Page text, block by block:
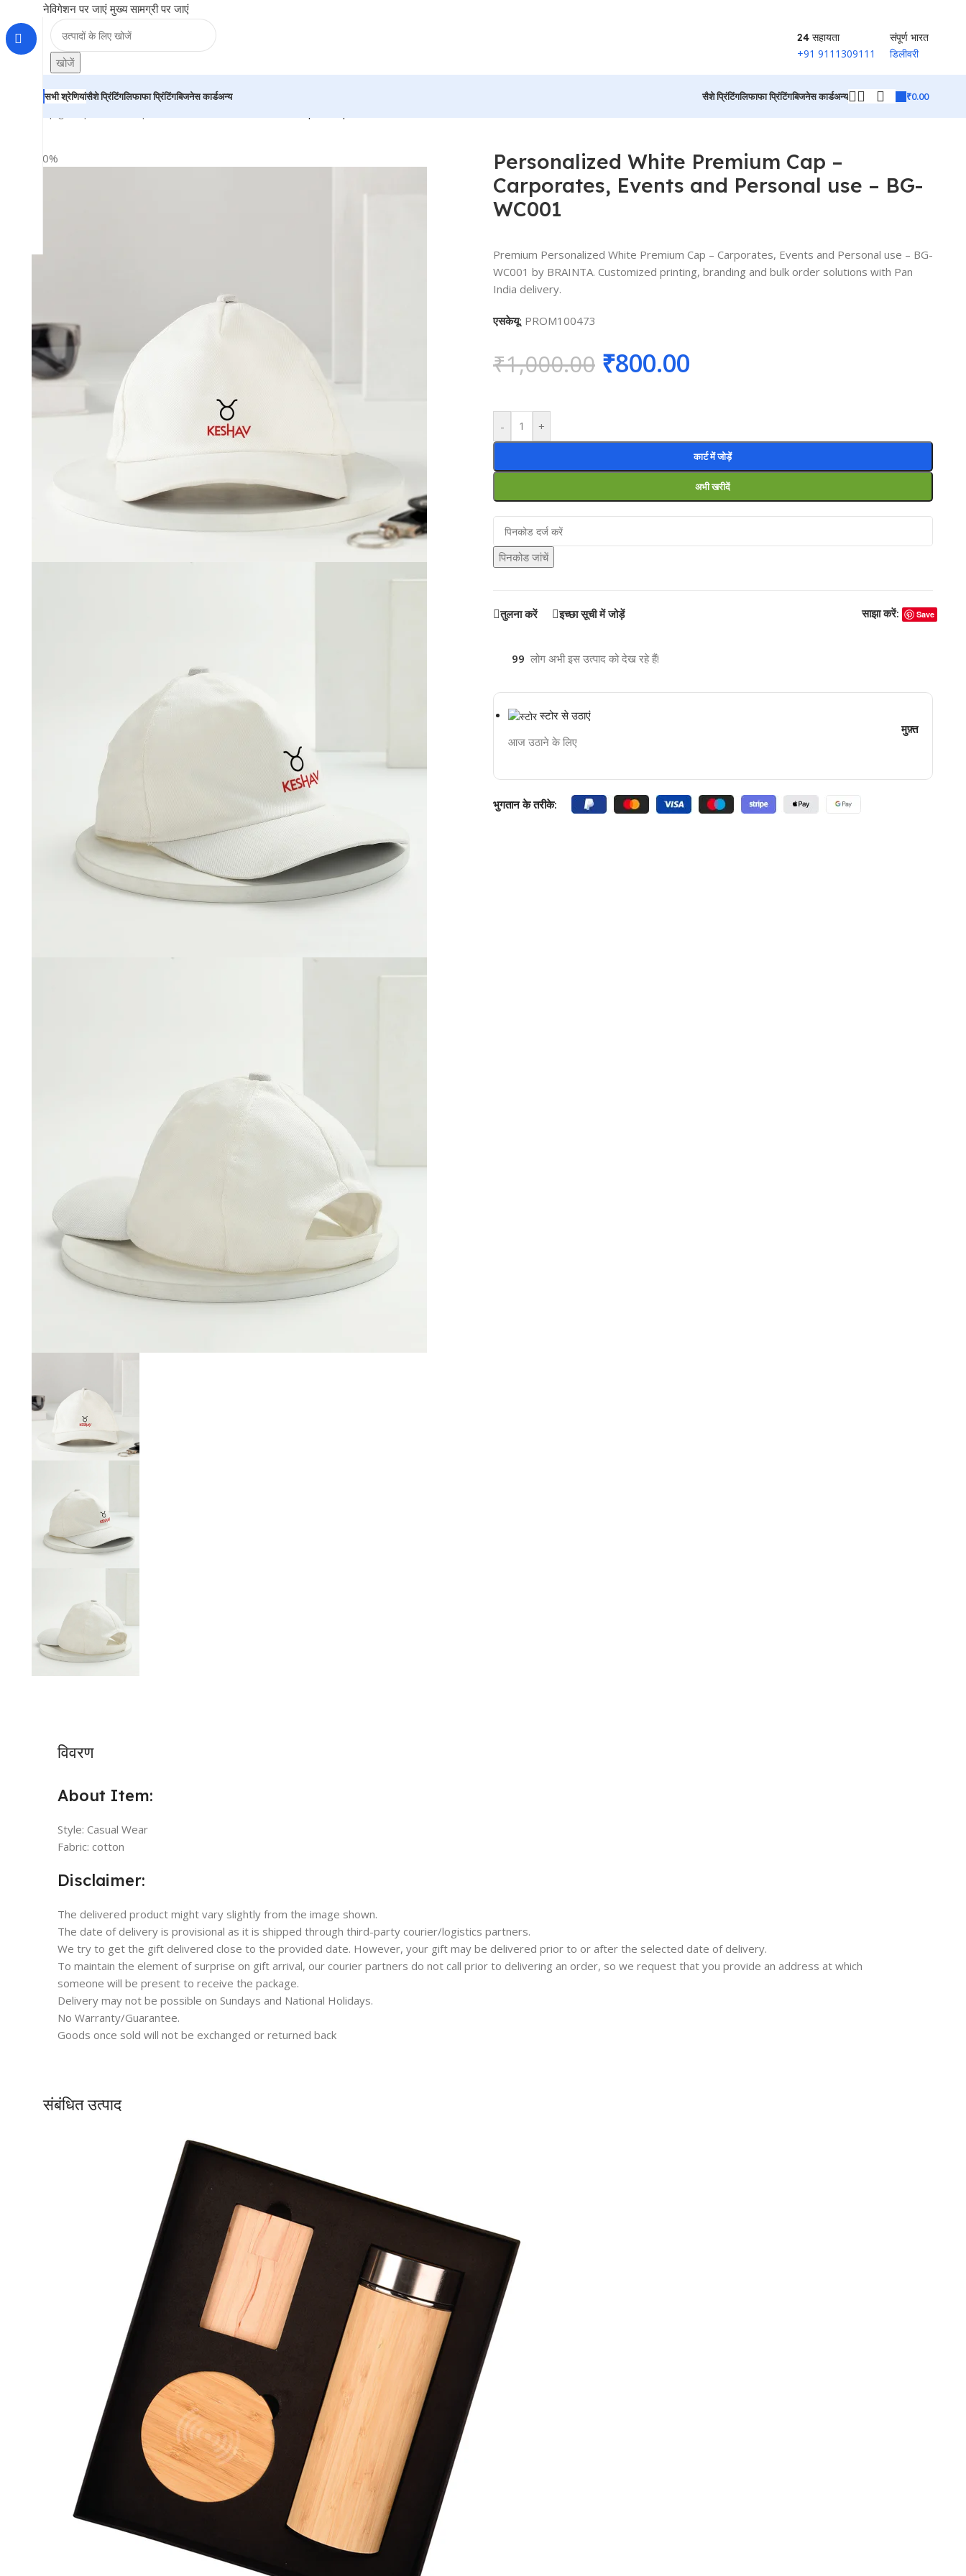
नेविगेशन पर जाएं मुख्य सामग्री पर जाएं
खोजें
24 सहायता
+91 9111309111
संपूर्ण भारत
डिलीवरी
सभी श्रेणियांसैशे प्रिंटिंगलिफाफा प्रिंटिंगबिजनेस कार्डअन्य सैशे प्रिंटिंगलिफाफा प्रिंटिंगबिजनेस कार्डअन्य ₹0.00
-20%
Personalized White Premium Cap –
Carporates, Events and Personal use – BG-
WC001
Premium Personalized White Premium Cap – Carporates, Events and Personal use – BG-
WC001 by BRAINTA. Customized printing, branding and bulk order solutions with Pan
India delivery.
एसकेयू: PROM100473
₹1,000.00 ₹800.00
- +
कार्ट में जोड़ें
अभी खरीदें
पिनकोड जांचें
तुलना करें इच्छा सूची में जोड़ें साझा करें: Save
99 लोग अभी इस उत्पाद को देख रहे हैं!
स्टोर से उठाएं
आज उठाने के लिए
मुफ़्त
भुगतान के तरीके:
विवरण
About Item:
Style: Casual Wear
Fabric: cotton
Disclaimer:
The delivered product might vary slightly from the image shown.
The date of delivery is provisional as it is shipped through third-party courier/logistics partners.
We try to get the gift delivered close to the provided date. However, your gift may be delivered prior to or after the selected date of delivery.
To maintain the element of surprise on gift arrival, our courier partners do not call prior to delivering an order, so we request that you provide an address at which
someone will be present to receive the package.
Delivery may not be possible on Sundays and National Holidays.
No Warranty/Guarantee.
Goods once sold will not be exchanged or returned back
संबंधित उत्पाद